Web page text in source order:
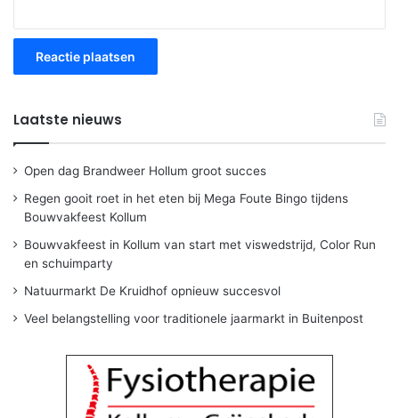
Laatste nieuws
Open dag Brandweer Hollum groot succes
Regen gooit roet in het eten bij Mega Foute Bingo tijdens
Bouwvakfeest Kollum
Bouwvakfeest in Kollum van start met viswedstrijd, Color Run
en schuimparty
Natuurmarkt De Kruidhof opnieuw succesvol
Veel belangstelling voor traditionele jaarmarkt in Buitenpost